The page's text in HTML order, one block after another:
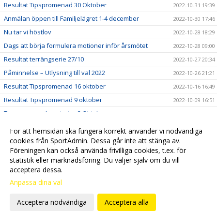
Resultat Tipspromenad 30 Oktober 2022-10-31 19:39
Anmälan öppen till Familjelägret 1-4 december 2022-10-30 17:46
Nu tar vi höstlov 2022-10-28 18:29
Dags att börja formulera motioner inför årsmötet 2022-10-28 09:00
Resultat terrängserie 27/10 2022-10-27 20:34
Påminnelse – Utlysning till val 2022 2022-10-26 21:21
Resultat Tipspromenad 16 oktober 2022-10-16 16:49
Resultat Tipspromenad 9 oktober 2022-10-09 16:51
Tipspromenaden startar 2 Oktober
Snart startar höstsäsongen! 2022-07-31 16:15
Träningstävling 21 juni 2022-07-21 16:16
Leverans av beställda klubbkläder 2022-07-05 16:15
inställningar
Webbversion
För att hemsidan ska fungera korrekt använder vi nödvändiga
cookies från SportAdmin. Dessa går inte att stänga av.
Föreningen kan också använda frivilliga cookies, t.ex. för
statistik eller marknadsföring. Du väljer själv om du vill
acceptera dessa.
Anpassa dina val
Acceptera nödvändiga Acceptera alla